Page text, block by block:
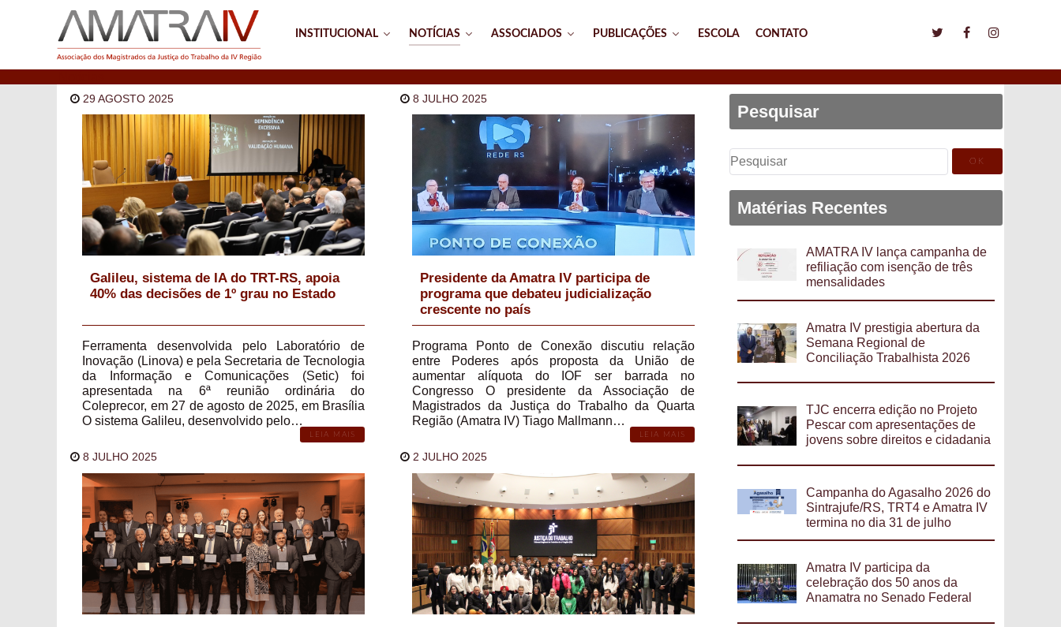
INSTITUCIONAL NOTÍCIAS ASSOCIADOS PUBLICAÇÕES ESCOLA CONTATO
29 AGOSTO 2025
Galileu, sistema de IA do TRT-RS, apoia
40% das decisões de 1º grau no Estado
Ferramenta desenvolvida pelo Laboratório de
Inovação (Linova) e pela Secretaria de Tecnologia
da Informação e Comunicações (Setic) foi
apresentada na 6ª reunião ordinária do
Coleprecor, em 27 de agosto de 2025, em Brasília
O sistema Galileu, desenvolvido pelo…
LEIA MAIS
8 JULHO 2025
Presidente da Amatra IV participa de
programa que debateu judicialização
crescente no país
Programa Ponto de Conexão discutiu relação
entre Poderes após proposta da União de
aumentar alíquota do IOF ser barrada no
Congresso O presidente da Associação de
Magistrados da Justiça do Trabalho da Quarta
Região (Amatra IV) Tiago Mallmann…
LEIA MAIS
8 JULHO 2025 2 JULHO 2025
Pesquisar
Pesquisar
por:
Matérias Recentes
AMATRA IV lança campanha de
refiliação com isenção de três
mensalidades
Amatra IV prestigia abertura da
Semana Regional de
Conciliação Trabalhista 2026
TJC encerra edição no Projeto
Pescar com apresentações de
jovens sobre direitos e cidadania
Campanha do Agasalho 2026 do
Sintrajufe/RS, TRT4 e Amatra IV
termina no dia 31 de julho
Amatra IV participa da
celebração dos 50 anos da
Anamatra no Senado Federal